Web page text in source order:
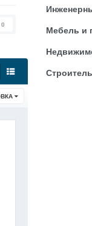
0
Мебель и